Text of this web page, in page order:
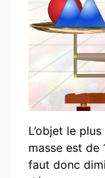
L’objet le
masse est de
faut donc